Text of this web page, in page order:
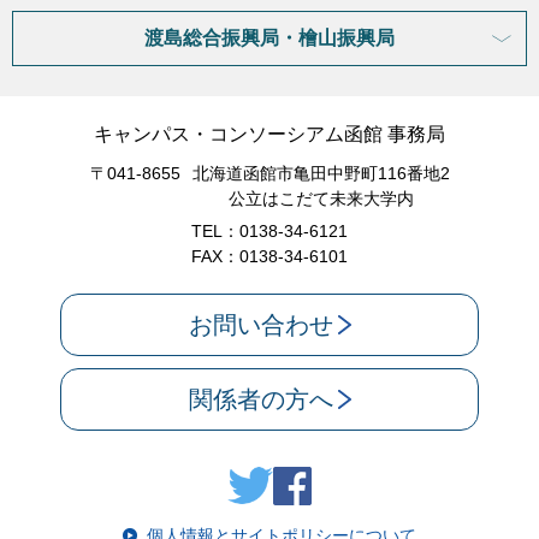
渡島総合振興局・檜山振興局
キャンパス・コンソーシアム函館 事務局
〒041-8655
北海道函館市亀田中野町116番地2
公立はこだて未来大学内
TEL：0138-34-6121
FAX：0138-34-6101
お問い合わせ
関係者の方へ